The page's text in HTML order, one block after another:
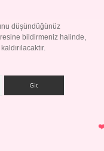
düşündüğünüz
bildirmeniz halinde,